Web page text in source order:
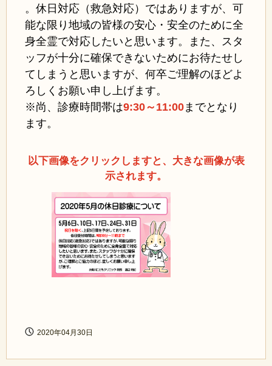
。休日対応（救急対応）ではありますが、可
能な限り地域の皆様の安心・安全のために全
身全霊で対応したいと思います。また、スタ
ッフが十分に確保できないためにお待たせし
てしまうと思いますが、何卒ご理解のほどよ
ろしくお願い申し上げます。
※尚、診療時間帯は9:30～11:00までとなり
ます。
以下画像をクリックしますと、大きな画像が表
示されます。
2020年04月30日